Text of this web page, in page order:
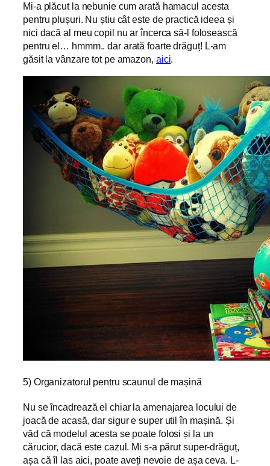
Mi-a plăcut la nebunie cum arată hamacul acesta
pentru plușuri. Nu știu cât este de practică ideea și
nici dacă al meu copil nu ar încerca să-l folosească
pentru el… hmmm.. dar arată foarte drăguț! L-am
găsit la vânzare tot pe amazon, aici.
5) Organizatorul pentru scaunul de mașină
Nu se încadrează el chiar la amenajarea locului de
joacă de acasă, dar sigur e super util în mașină. Și
văd că modelul acesta se poate folosi și la un
cărucior, dacă este cazul. Mi s-a părut super-drăguț,
așa că îl las aici, poate aveți nevoie de așa ceva. L-